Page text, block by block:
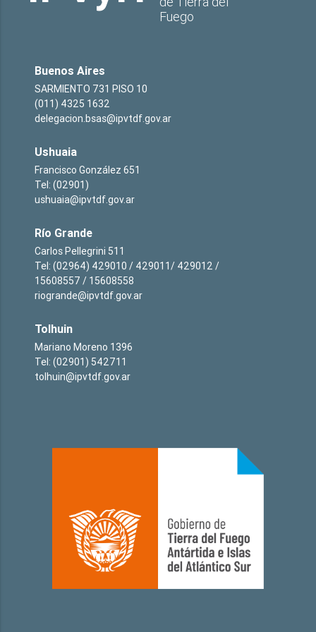
Fuego
Buenos Aires
SARMIENTO 731 PISO 10
(011) 4325 1632
delegacion.bsas@ipvtdf.gov.ar
Ushuaia
Francisco González 651
Tel: (02901)
ushuaia@ipvtdf.gov.ar
Río Grande
Carlos Pellegrini 511
Tel: (02964) 429010 / 429011/ 429012 /
15608557 / 15608558
riogrande@ipvtdf.gov.ar
Tolhuin
Mariano Moreno 1396
Tel: (02901) 542711
tolhuin@ipvtdf.gov.ar